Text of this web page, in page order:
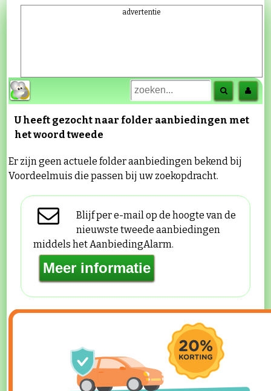
advertentie
U heeft gezocht naar folder aanbiedingen met
het woordtweede
Er zijn geen actuele folder aanbiedingen bekend bij
Voordeelmuis die passen bij uw zoekopdracht.
Blijf per e-mail op de hoogte van de
nieuwste tweede aanbiedingen
middels het AanbiedingAlarm.